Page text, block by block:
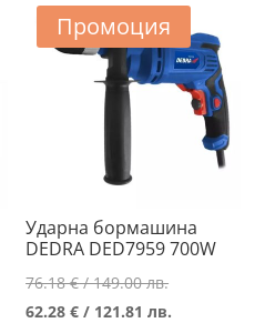
Промоция
Ударна бормашина
DEDRA DED7959 700W
76.18€/ 149.00 лв.Original
price
62.28€ / 121.81 лв.